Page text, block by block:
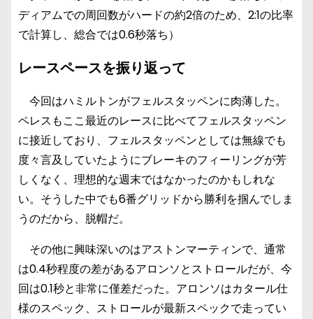
ディアムでの周回数がハードの約2倍のため、2:1の比率
で計算し、総合では0.6秒落ち）
レースペースを振り返って
今回はハミルトンがフェルスタッペンに肉薄した。
ペレスもここ最近のレースに比べてフェルスタッペン
に接近しており、フェルスタッペンとしては無線でも
度々言及していたようにブレーキのフィーリングが芳
しくなく、理想的な週末ではなかったのかもしれな
い。そうした中でも6番グリッドから勝利を掴んでしま
うのだから、脱帽だ。
その他に興味深いのはアストンマーティンで、通常
は0.4秒程度の差があるアロンソとストロールだが、今
回は0.1秒と非常に僅差だった。アロンソはカタール仕
様のスペック、ストロールが最新スペックで走ってい